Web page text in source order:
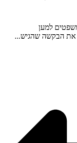
למען
את הבקשה שהגיש...